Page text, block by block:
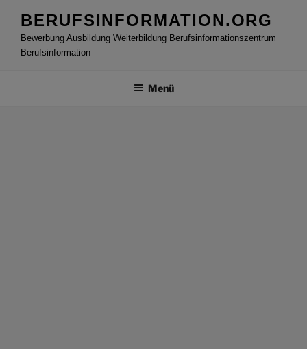
Inhalt
springen
BERUFSINFORMATION.ORG
Bewerbung Ausbildung Weiterbildung Berufsinformationszentrum
Berufsinformation
Menü